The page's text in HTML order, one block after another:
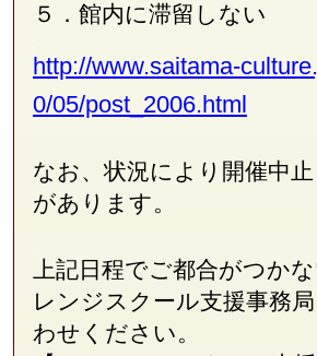
５．館内に滞留しない
http://www.saitama-
0/05/post_2006.html
なお、状況により開催中
があります。
上記日程でご都合がつか
レンジスクール支援事務局
わせください。